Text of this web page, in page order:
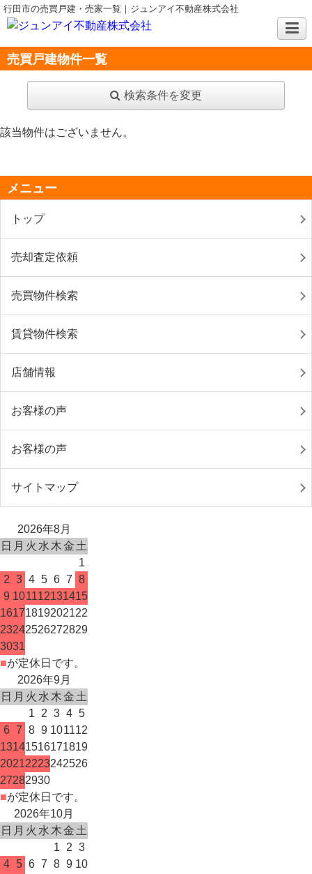
行田市の売買戸建・売家一覧｜ジュンアイ不動産株式会社
売買戸建物件一覧
検索条件を変更
該当物件はございません。
メニュー
トップ
売却査定依頼
売買物件検索
賃貸物件検索
店舗情報
お客様の声
お客様の声
サイトマップ
2026年8月
日 月 火 水 木金 土
1
2 3 4 5 6 7 8
9 101112131415
16171819202122
23242526272829
3031
■が定休日です。
2026年9月
日 月 火 水 木金 土
1
2 3 4 5
6 7 8 9 101112
13141516171819
20212223242526
27282930
■が定休日です。
2026年10月
日 月 火 水 木金 土
1
2 3
4 5 6 7 8 9 10